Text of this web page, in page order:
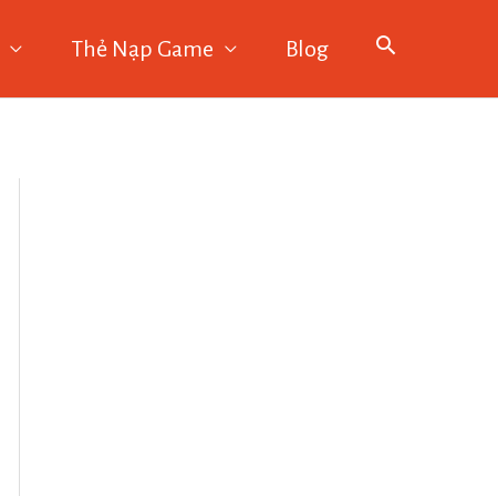
Thẻ Nạp Game Blog